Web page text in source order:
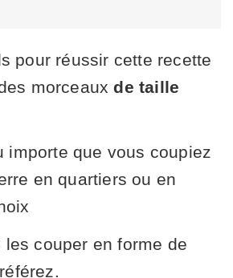
pour réussir cette recette
morceauxde taille
importe que vous coupiez
en quartiers ou en
les couper en forme de